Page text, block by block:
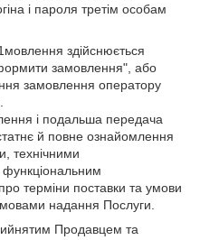
і пароля третім особам
здійснюється
замовлення", або
замовлення оператору
і подальша передача
й повне ознайомлення
технічними
функціональним
терміни поставки та умови
надання Послуги.
Продавцем та